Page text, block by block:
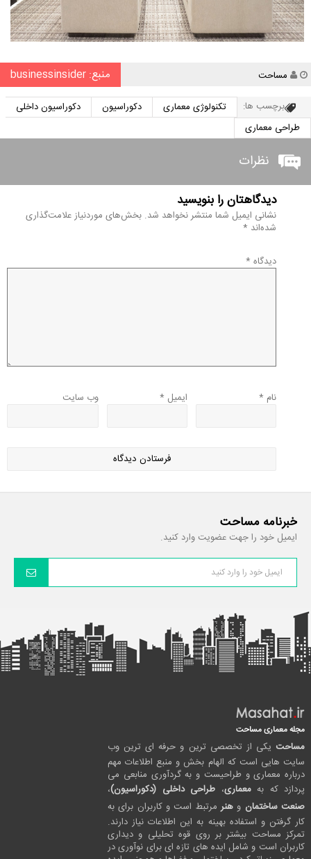
نویسنده
مساحت منبع: businessinsider
برچسب ها: تکنولوژی معماری دکوراسیون
دکوراسیون داخلی
طراحی معماری
نظرات
دیدگاهتان را بنویسید
نشانی ایمیل شما منتشر نخواهد شد. بخش‌های موردنیاز علامت‌گذاری
شده‌اند *
دیدگاه *
نام * ایمیل * وب‌ سایت
خبرنامه مساحت
ایمیل خود را جهت عضویت وارد کنید.
مجله معماری مساحت
مساحت یکی از تخصصی ترین و حرفه ای ترین وب
سایت هایی است که الهام بخش و منبع اطلاعات مهم
درباره معماری و طراحیست و به گردآوری منابعی می
پردازد که بهمعماری، طراحی داخلی (دکوراسیون)،
صنعت ساختمان و هنرمرتبط است و کاربران برای به
کار گرفتن و استفاده بهینه به این اطلاعات نیاز دارند.
تمرکز مساحت بیشتر بر روی قوه تحلیلی و دیداری
کاربران است و شامل ایده های تازه ای برای نوآوری در